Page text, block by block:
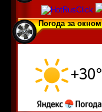
Погода за окном